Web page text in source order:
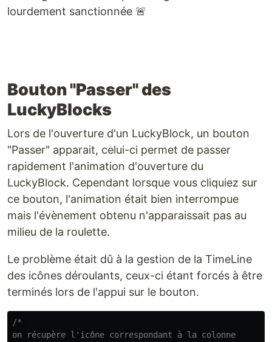
lourdement sanctionnée 🚨
Bouton "Passer" des
LuckyBlocks
Lors de l'ouverture d'un LuckyBlock, un bouton
"Passer" apparait, celui-ci permet de passer
rapidement l'animation d'ouverture du
LuckyBlock. Cependant lorsque vous cliquiez sur
ce bouton, l'animation était bien interrompue
mais l'évènement obtenu n'apparaissait pas au
milieu de la roulette.
Le problème était dû à la gestion de la TimeLine
des icônes déroulants, ceux-ci étant forcés à être
terminés lors de l'appui sur le bouton.
/*
on récupère l'icône correspondant à la colonne